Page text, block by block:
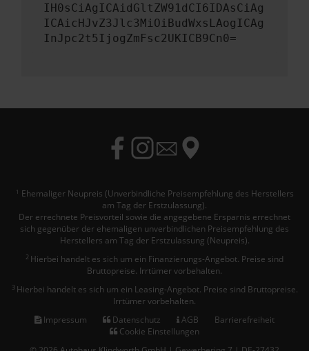
IH0sCiAgICAidGltZW91dCI6IDAsCiAg
ICAicHJvZ3Jlc3MiOiBudWxsLAogICAg
InJpc2t5IjogZmFsc2UKICB9Cn0=
1 Ehemaliger Neupreis (Unverbindliche Preisempfehlung des Herstellers
am Tag der Erstzulassung).
Der errechnete Preisvorteil sowie die angegebene Ersparnis errechnet
sich gegenüber der ehemaligen unverbindlichen Preisempfehlung des
Herstellers am Tag der Erstzulassung (Neupreis).
2 Hierbei handelt es sich um ein Finanzierungs-Angebot. Preise sind
Bruttopreise. Irrtümer vorbehalten.
3 Hierbei handelt es sich um ein Leasing-Angebot. Preise sind Bruttopreise.
Irrtümer vorbehalten.
Impressum
Datenschutz AGB
Barrierefreiheit
Cookie Einstellungen